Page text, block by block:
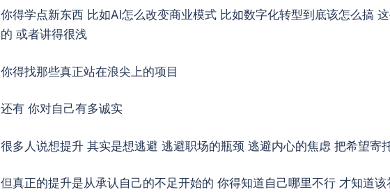
你得学点新东西 比如AI怎么改变商业模式 比如数字化转型到底该怎么搞
的 或者讲得很浅
你得找那些真正站在浪尖上的项目
还有 你对自己有多诚实
很多人说想提升 其实是想逃避 逃避职场的瓶颈 逃避内心的焦虑 把希望寄
但真正的提升是从承认自己的不足开始的 你得知道自己哪里不行 才知道该